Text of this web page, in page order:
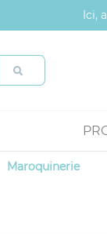
Ici,
Maroquinerie